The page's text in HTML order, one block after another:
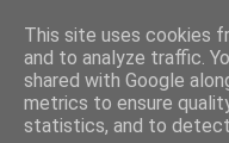
This site uses cookies
and to analyze traffic.
shared with Google
metrics to ensure
statistics, and to detect